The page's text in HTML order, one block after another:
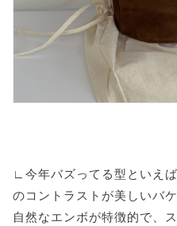
∟今年バズってる型といえ
のコントラストが美しいバ
自然なエンボが特徴的で、